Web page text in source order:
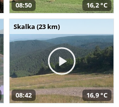
08:50 16,2 °C
Skalka (23 km)
08:42 16,9 °C